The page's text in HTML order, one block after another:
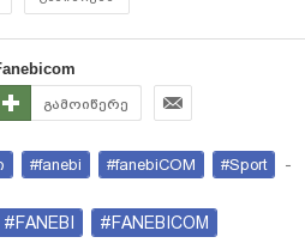
გამოიწერე
#fanebi #fanebiCOM #Sport -
#FANEBI #FANEBICOM